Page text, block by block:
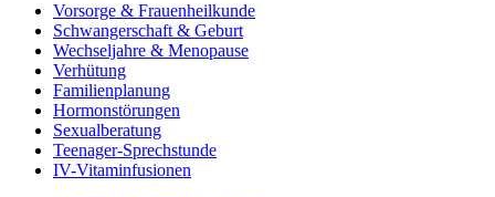
Vorsorge & Frauenheilkunde
Schwangerschaft & Geburt
Wechseljahre & Menopause
Verhütung
Familienplanung
Hormonstörungen
Sexualberatung
Teenager-Sprechstunde
IV-Vitaminfusionen